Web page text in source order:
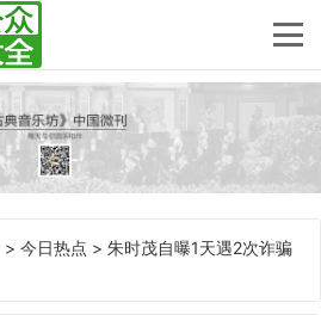
> 今日热点 > 朱时茂自曝1天遇2次诈骗